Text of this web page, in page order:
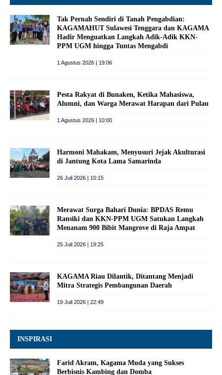
Tak Pernah Sendiri di Tanah Pengabdian:
KAGAMAHUT Sulawesi Tenggara dan KAGAMA
Hadir Menguatkan Langkah Adik-Adik KKN-
PPM UGM hingga Tuntas Mengabdi
1 Agustus 2026 | 19:06
Pesta Rakyat di Bunaken, Ketika Mahasiswa,
Alumni, dan Warga Merawat Harapan dari Pulau
1 Agustus 2026 | 10:00
Harmoni Mahakam, Menyusuri Jejak Akulturasi
di Jantung Kota Lama Samarinda
26 Juli 2026 | 10:15
Merawat Surga Bahari Dunia: BPDAS Remu
Ransiki dan KKN-PPM UGM Satukan Langkah
Menanam 900 Bibit Mangrove di Raja Ampat
25 Juli 2026 | 19:25
KAGAMA Riau Dilantik, Ditantang Menjadi
Mitra Strategis Pembangunan Daerah
19 Juli 2026 | 22:49
INSPIRASI
Farid Akram, Kagama Muda yang Sukses
Berbisnis Kambing dan Domba